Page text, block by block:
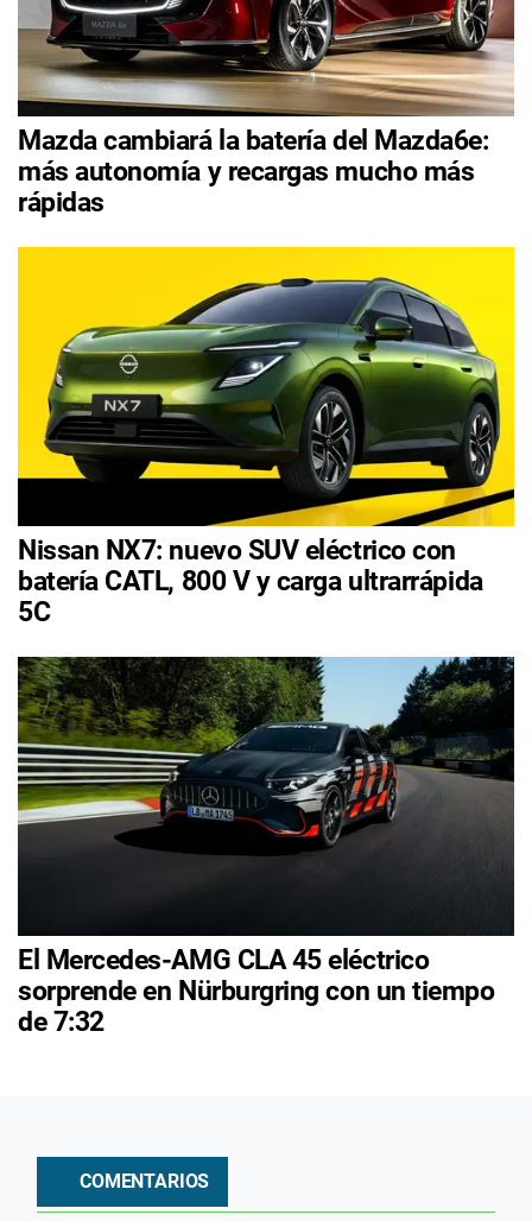
Mazda cambiará la batería del Mazda6e:
más autonomía y recargas mucho más
rápidas
Nissan NX7: nuevo SUV eléctrico con
batería CATL, 800 V y carga ultrarrápida
5C
El Mercedes-AMG CLA 45 eléctrico
sorprende en Nürburgring con un tiempo
de 7:32
COMENTARIOS